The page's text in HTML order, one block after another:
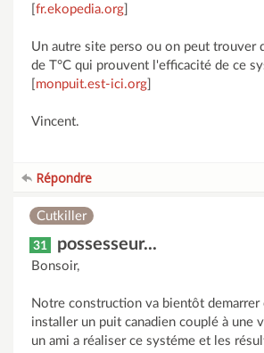
fr.ekopedia.org
Un autre site perso ou on peut trouver
de T°C qui prouvent l'efficacité de ce
monpuit.est-ici.org
Vincent.
Répondre
Cutkiller
31 possesseur...
Bonsoir,
Notre construction va bientôt demarrer
installer un puit canadien couplé à une
un ami a réaliser ce systéme et les